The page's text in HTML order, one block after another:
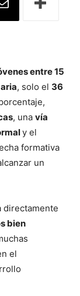
entre 15
, solo el 36
, una vía
y el
formativa
un
directamente
bien
el